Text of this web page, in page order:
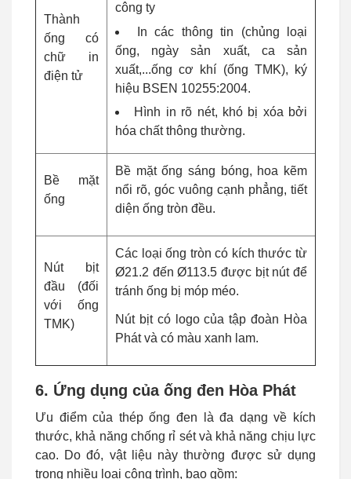
Thành
ống có
chữ in
điện tử
công ty
In các thông tin (chủng loại
ống, ngày sản xuất, ca sản
xuất,...ống cơ khí (ống TMK), ký
hiệu BSEN 10255:2004.
Hình in rõ nét, khó bị xóa bởi
hóa chất thông thường.
Bề mặt
ống
Bề mặt ống sáng bóng, hoa kẽm
nổi rõ, góc vuông cạnh phẳng, tiết
diện ống tròn đều.
Nút bịt
đầu (đối
với ống
TMK)
Các loại ống tròn có kích thước từ
Ø21.2 đến Ø113.5 được bịt nút để
tránh ống bị móp méo.
Nút bịt có logo của tập đoàn Hòa
Phát và có màu xanh lam.
6. Ứng dụng của ống đen Hòa Phát
Ưu điểm của thép ống đen là đa dạng về kích
thước, khả năng chống rỉ sét và khả năng chịu lực
cao. Do đó, vật liệu này thường được sử dụng
trong nhiều loại công trình, bao gồm: